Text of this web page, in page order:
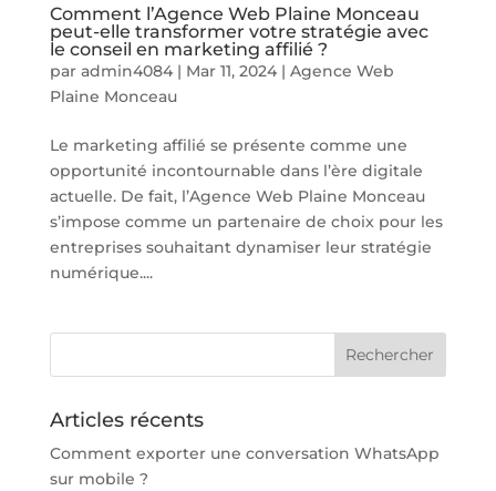
Comment l’Agence Web Plaine Monceau
peut-elle transformer votre stratégie avec
le conseil en marketing affilié ?
par admin4084| Mar 11, 2024| Agence Web
Plaine Monceau
Le marketing affilié se présente comme une
opportunité incontournable dans l’ère digitale
actuelle. De fait, l’Agence Web Plaine Monceau
s’impose comme un partenaire de choix pour les
entreprises souhaitant dynamiser leur stratégie
numérique....
Articles récents
Comment exporter une conversation WhatsApp
sur mobile ?